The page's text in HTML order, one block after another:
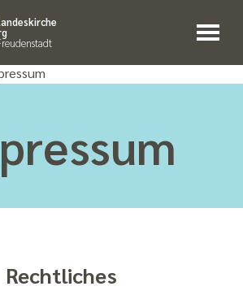
Rechtliches